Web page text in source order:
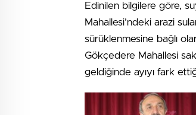
Edinilen bilgilere göre,
Mahallesi’ndeki arazi
sürüklenmesine bağlı
Gökçedere Mahallesi
geldiğinde ayıyı fark